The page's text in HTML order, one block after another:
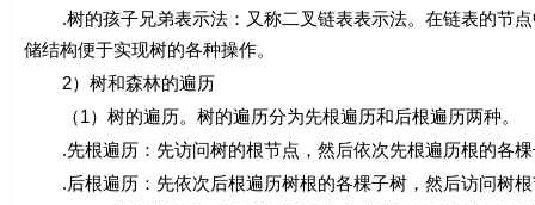
.树的孩子兄弟表示法：又称二叉链表表示法。在链表的节点
储结构便于实现树的各种操作。
2）树和森林的遍历
（1）树的遍历。树的遍历分为先根遍历和后根遍历两种。
.先根遍历：先访问树的根节点，然后依次先根遍历根的各棵
.后根遍历：先依次后根遍历树根的各棵子树，然后访问树根